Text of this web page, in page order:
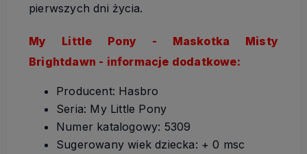
pierwszych dni życia.
My Little Pony - Maskotka Misty
Brightdawn - informacje dodatkowe:
Producent: Hasbro
Seria: My Little Pony
Numer katalogowy: 5309
Sugerowany wiek dziecka: + 0 msc